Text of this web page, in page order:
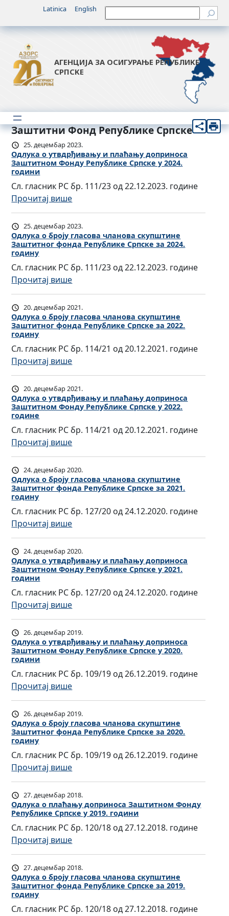
Latinica English Претрага
АГЕНЦИЈА ЗА ОСИГУРАЊЕ РЕПУБЛИКЕ
СРПСКЕ
Заштитни Фонд Републике Српске
25. децембар 2023.
Одлукa о утвдрђивању и плаћању доприноса
Заштитном Фонду Републике Српске у 2024.
години
Сл. гласник РС бр. 111/23 од 22.12.2023. године
Прочитај више:
О
д
л
у
a
о
у
т
в
д
р
ђ
а
њ
и
п
л
а
ћ
а
у
д
о
п
р
н
о
З
а
т
и
т
н
о
м
Ф
о
н
у
Р
е
п
л
и
е
25. децембар 2023.
Одлукa о броју гласова чланова скупштине
Заштитног фонда Републике Српске за 2024.
годину
Сл. гласник РС бр. 111/23 од 22.12.2023. године
Прочитај више:
О
д
л
у
a
о
б
р
о
ј
у
с
о
а
ч
л
а
н
о
а
с
к
у
п
т
и
З
а
т
и
т
н
о
г
ф
о
н
д
а
Р
е
20. децембар 2021.
Одлукa о броју гласова чланова скупштине
Заштитног фонда Републике Српске за 2022.
годину
Сл. гласник РС бр. 114/21 од 20.12.2021. године
Прочитај више:
О
д
л
у
a
о
б
р
о
ј
у
с
о
а
ч
л
а
н
о
а
с
к
у
п
т
и
З
а
ш
т
т
н
о
ф
20. децембар 2021.
Одлукa о утвдрђивању и плаћању доприноса
Заштитном Фонду Републике Српске у 2022.
године
Сл. гласник РС бр. 114/21 од 20.12.2021. године
Прочитај више:
О
д
л
у
a
о
у
т
в
д
р
ђ
а
њ
и
п
л
а
ћ
а
у
д
о
п
р
и
н
о
а
З
ш
24. децембар 2020.
Одлукa о броју гласова чланова скупштине
Заштитног фонда Републике Српске за 2021.
годину
Сл. гласник РС бр. 127/20 од 24.12.2020. године
Прочитај више:
О
д
л
у
a
о
б
р
о
ј
у
с
о
а
ч
л
а
н
о
в
а
с
к
у
п
ш
24. децембар 2020.
Одлукa о утвдрђивању и плаћању доприноса
Заштитном Фонду Републике Српске у 2021.
години
Сл. гласник РС бр. 127/20 од 24.12.2020. године
Прочитај више:
О
д
л
у
a
о
у
т
в
д
р
ђ
а
њ
у
и
а
ћ
њ
26. децембар 2019.
Одлукa о утвдрђивању и плаћању доприноса
Заштитном Фонду Републике Српске у 2020.
години
Сл. гласник РС бр. 109/19 од 26.12.2019. године
Прочитај више:
О
д
л
у
a
о
у
т
в
д
р
ђ
и
в
а
у
26. децембар 2019.
Одлукa о броју гласова чланова скупштине
Заштитног фонда Републике Српске за 2020.
годину
Сл. гласник РС бр. 109/19 од 26.12.2019. године
Прочитај више:
О
д
л
у
к
a
о
б
р
о
27. децембар 2018.
Одлукa о плаћању доприноса Заштитном Фонду
Републике Српске у 2019. години
Сл. гласник РС бр. 120/18 од 27.12.2018. године
Прочитај више:
О
д
л
у
a
27. децембар 2018.
Одлукa о броју гласова чланова скупштине
Заштитног фонда Републике Српске за 2019.
годину
Сл. гласник РС бр. 120/18 од 27.12.2018. године